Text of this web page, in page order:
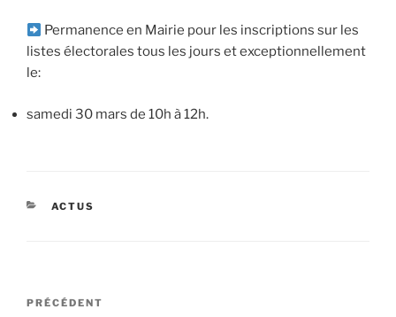
Permanence en Mairie pour les inscriptions sur les
listes électorales tous les jours et exceptionnellement
le:
samedi 30 mars de 10h à 12h.
CATÉGORIES
ACTUS
Navigation
Article
PRÉCÉDENT